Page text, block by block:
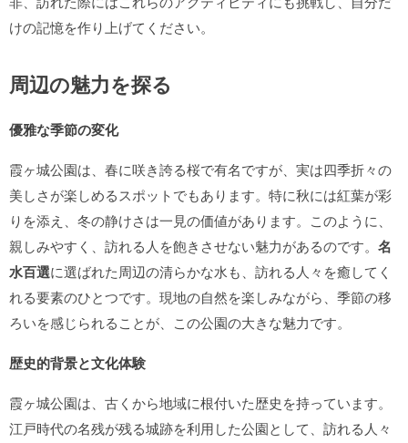
けの記憶を作り上げてください。
周辺の魅力を探る
優雅な季節の変化
霞ヶ城公園は、春に咲き誇る桜で有名ですが、実は四季折々の
美しさが楽しめるスポットでもあります。特に秋には紅葉が彩
りを添え、冬の静けさは一見の価値があります。このように、
親しみやすく、訪れる人を飽きさせない魅力があるのです。 名
水百選に選ばれた周辺の清らかな水も、訪れる人々を癒してく
れる要素のひとつです。現地の自然を楽しみながら、季節の移
ろいを感じられることが、この公園の大きな魅力です。
歴史的背景と文化体験
霞ヶ城公園は、古くから地域に根付いた歴史を持っています。
江戸時代の名残が残る城跡を利用した公園として、訪れる人々